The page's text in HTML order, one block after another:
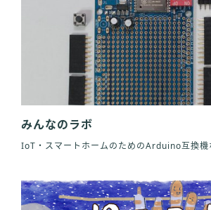
みんなのラボ
IoT・スマートホームのためのArduino互換機